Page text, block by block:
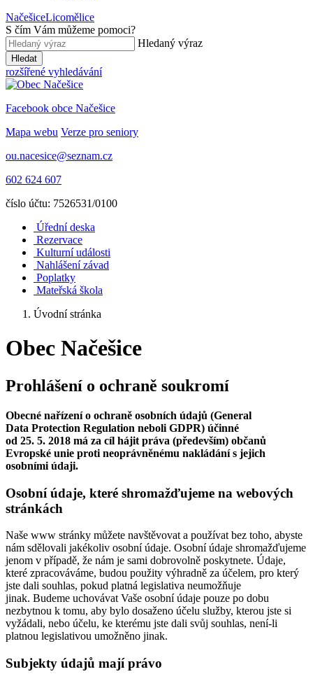
NačešiceLicomělice
S čím Vám můžeme pomoci?
Hledaný výraz
Hledat
rozšířené vyhledávání
Facebook obce Načešice
Mapa webu Verze pro seniory
ou.nacesice@seznam.cz
602 624 607
číslo účtu: 7526531/0100
Úřední deska
Rezervace
Kulturní události
Nahlášení závad
Poplatky
Mateřská škola
Úvodní stránka
Obec Načešice
Prohlášení o ochraně soukromí
Obecné nařízení o ochraně osobních údajů (General
Data Protection Regulation neboli GDPR) účinné
od 25. 5. 2018 má za cíl hájit práva (především) občanů
Evropské unie proti neoprávněnému nakládání s jejich
osobními údaji.
Osobní údaje, které shromažďujeme na webových
stránkách
Naše www stránky můžete navštěvovat a používat bez toho, abyste
nám sdělovali jakékoliv osobní údaje. Osobní údaje shromažďujeme
jenom v případě, že nám je sami dobrovolně poskytnete. Údaje,
které zpracováváme, budou použity výhradně za účelem, pro který
jste dali souhlas, pokud platná legislativa neumožňuje
jinak. Budeme uchovávat Vaše osobní údaje pouze po dobu
nezbytnou k tomu, aby bylo dosaženo účelu služby, kterou jste si
vyžádali, nebo účelu, ke kterému jste dali svůj souhlas, není-li
platnou legislativou umožněno jinak.
Subjekty údajů mají právo